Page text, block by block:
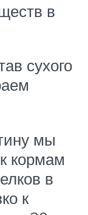
в
сухого
мы
кормам
в
к